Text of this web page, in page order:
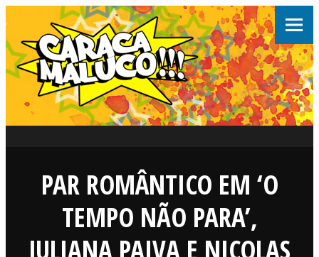
PAR ROMÂNTICO EM ‘O
TEMPO NÃO PARA’,
JULIANA PAIVA E NICOLAS